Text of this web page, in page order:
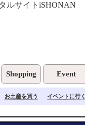
Shopping Event
お土産を買う イベントに行